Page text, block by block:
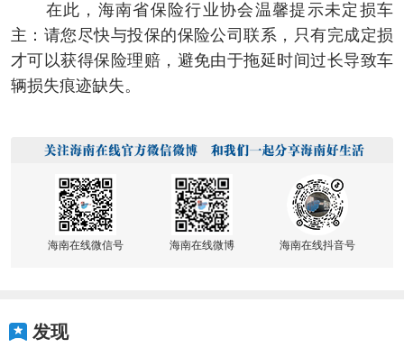
在此，海南省保险行业协会温馨提示未定损车
主：请您尽快与投保的保险公司联系，只有完成定损
才可以获得保险理赔，避免由于拖延时间过长导致车
辆损失痕迹缺失。
海南在线微信号 海南在线微博 海南在线抖音号
发现